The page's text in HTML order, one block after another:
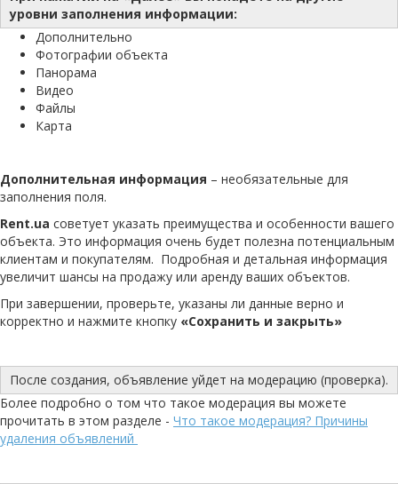
уровни заполнения информации:
Дополнительно
Фотографии объекта
Панорама
Видео
Файлы
Карта
Дополнительная информация – необязательные для
заполнения поля.
Rent.ua советует указать преимущества и особенности вашего
объекта. Это информация очень будет полезна потенциальным
клиентам и покупателям. Подробная и детальная информация
увеличит шансы на продажу или аренду ваших объектов.
При завершении, проверьте, указаны ли данные верно и
корректно и нажмите кнопку «Сохранить и закрыть»
После создания, объявление уйдет на модерацию (проверка).
Более подробно о том что такое модерация вы можете
прочитать в этом разделе - Что такое модерация? Причины
удаления объявлений